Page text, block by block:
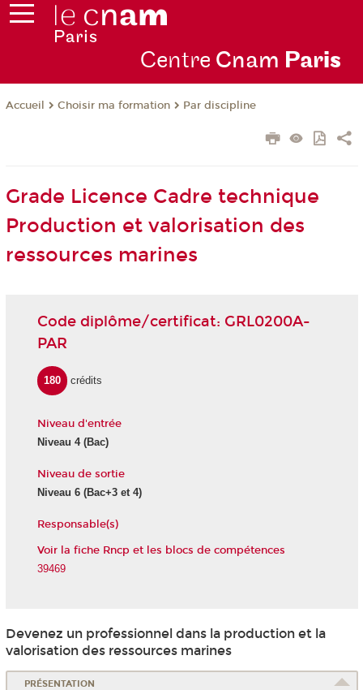
Centre Cnam Paris
Accueil Choisir ma formation Par discipline
Grade Licence Cadre technique
Production et valorisation des
ressources marines
Code diplôme/certificat: GRL0200A-
PAR
180 crédits
Niveau d'entrée
Niveau 4(Bac)
Niveau de sortie
Niveau 6(Bac+3 et 4)
Responsable(s)
Voir la fiche Rncp et les blocs de compétences
39469
Devenez un professionnel dans la production et la
valorisation des ressources marines
PRÉSENTATION